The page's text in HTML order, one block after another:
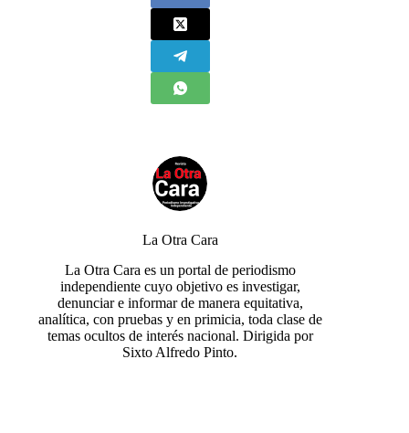
La Otra Cara
La Otra Cara es un portal de periodismo
independiente cuyo objetivo es investigar,
denunciar e informar de manera equitativa,
analítica, con pruebas y en primicia, toda clase de
temas ocultos de interés nacional. Dirigida por
Sixto Alfredo Pinto.